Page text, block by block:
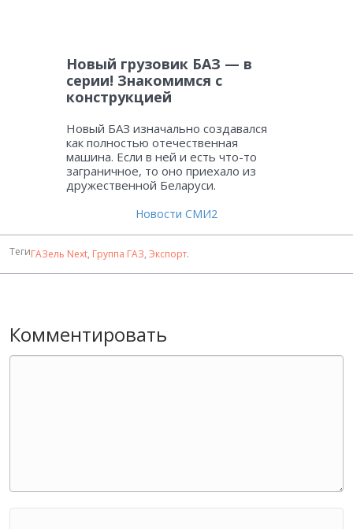
Новый грузовик БАЗ — в
серии! Знакомимся с
конструкцией
Новый БАЗ изначально создавался
как полностью отечественная
машина. Если в ней и есть что-то
заграничное, то оно приехало из
дружественной Беларуси.
Новости СМИ2
ТегиГАЗель Next, Группа ГАЗ, Экспорт.
Комментировать